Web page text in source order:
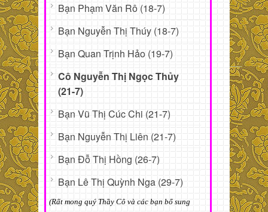
Bạn Phạm Văn Rô (18-7)
Bạn Nguyễn Thị Thúy (18-7)
Bạn Quan Trịnh Hảo (19-7)
Cô Nguyễn Thị Ngọc Thủy
(21-7)
Bạn Vũ Thị Cúc Chi (21-7)
Bạn Nguyễn Thị Liên (21-7)
Bạn Đỗ Thị Hồng (26-7)
Bạn Lê Thị Quỳnh Nga (29-7)
(Rất mong quý Thầy Cô và các bạn bổ sung